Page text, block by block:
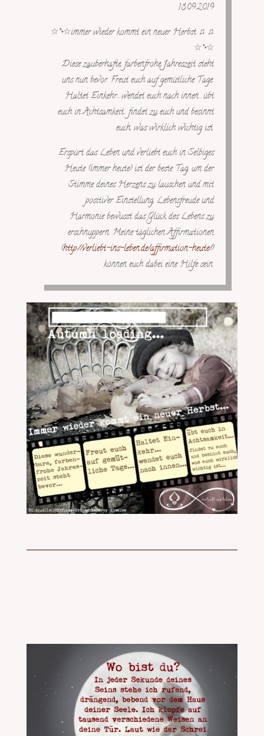
18.09.2019
☆*•☆immer wieder kommt ein neuer Herbst ♫ ♫
☆*•☆
Diese zauberhafte, farbenfrohe Jahreszeit steht
uns nun bevor. Freut euch auf gemütliche Tage.
Haltet Einkehr… wendet euch nach innen… übt
euch in Achtsamkeit… findet zu euch und besinnt
euch, was wirklich wichtig ist.
Erspürt das Leben und verliebt euch in Selbiges
Heute (immer heute) ist der beste Tag, um der
Stimme deines Herzens zu lauschen und mit
positiver Einstellung, Lebensfreude und
Harmonie bewusst das Glück des Lebens zu
erschnuppern. Meine täglichen Affirmationen
(http://verliebt-ins-leben.de/affirmation-heute/)
können euch dabei eine Hilfe sein.